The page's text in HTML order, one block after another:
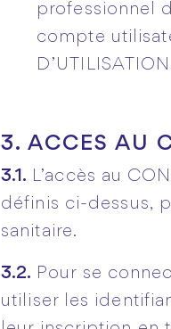
professionnel
compte
3. ACCES AU
3.1. L’accès au
définis ci-dessus,
sanitaire.
3.2. Pour se
utiliser les